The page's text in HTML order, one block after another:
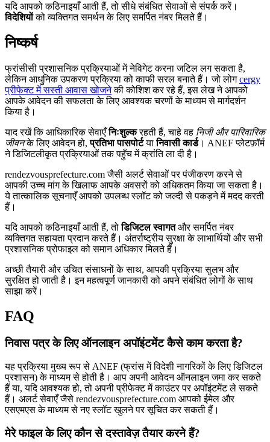
यदि आपको कठिनाइयाँ आती हैं, तो सीधे संबंधित सेवाओं से संपर्क करें।
विदेशियोंको व्यक्तिगत समर्थन के लिए समर्पित नंबर मिलते हैं।
निष्कर्ष
फ्रांसीसी प्रशासनिक प्रक्रियाओं में नेविगेट करना जटिल लग सकता है,
लेकिन आधुनिक उपकरण प्रक्रिया को काफी सरल बनाते हैं। जो लोगcergy
प्रीफेक्ट में सस्ती आवास खोजनेकी कोशिश कर रहे हैं, इस लेख ने आपको
आपके आवेदन की सफलता के लिए आवश्यक चरणों के माध्यम से मार्गदर्शन
किया है।
याद रखें कि आधिकारिक सेवाएँनिःशुल्करहती हैं, चाहे वह निजी और पारिवारिक
जीवनके लिए आवेदन हो,प्रतिभा पासपोर्टयानिवासी कार्ड। ANEF प्लेटफ़ॉर्म
ने डिजिटलीकृत प्रक्रियाओं तक पहुँच में क्रांति ला दी है।
rendezvousprefecture.com जैसी अलर्ट सेवाओं पर पंजीकरण करने से
आपकी उच्च मांग के खिलाफ आपके अवसरों को अधिकतम किया जा सकता है।
ये तात्कालिक सूचनाएँ आपको उपलब्ध स्लॉट को जल्दी से पकड़ने में मदद करती
हैं।
यदि आपको कठिनाइयाँ आती हैं, तोडिजिटल स्वागतऔर समर्पित नंबर
व्यक्तिगत सहायता प्रदान करते हैं। अंतर्राष्ट्रीय सुरक्षा के लाभार्थियों और सभी
प्रशासनिक प्रोफाइल को समान अधिकार मिलते हैं।
अच्छी तैयारी और उचित संसाधनों के साथ, आपकी प्रक्रिया सुलभ और
सुरक्षित हो जाती है। इन महत्वपूर्ण जानकारी को अपने संबंधित लोगों के साथ
साझा करें।
FAQ
निवास पत्र के लिए ऑनलाइन अपॉइंटमेंट कैसे काम करता है?
यह प्रक्रिया मुख्य रूप से ANEF (फ्रांस में विदेशी नागरिकों के लिए डिजिटल
प्रशासन) के माध्यम से होती है। आप अपनी आवेदन ऑनलाइन जमा कर सकते
हैं या, यदि आवश्यक हो, तो अपनी प्रीफेक्ट में काउंटर पर अपॉइंटमेंट ले सकते
हैं। अलर्ट सेवाएँ जैसे rendezvousprefecture.com आपको ईमेल और
एसएमएस के माध्यम से नए स्लॉट खुलने पर सूचित कर सकती हैं।
मेरे फाइल के लिए कौन से दस्तावेज़ तैयार करने हैं?